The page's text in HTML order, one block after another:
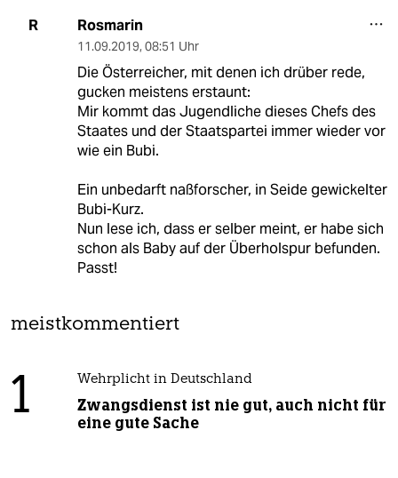
R Rosmarin
11.09.2019, 08:51 Uhr
Die Österreicher, mit denen ich drüber rede,
gucken meistens erstaunt:
Mir kommt das Jugendliche dieses Chefs des
Staates und der Staatspartei immer wieder vor
wie ein Bubi.
Ein unbedarft naßforscher, in Seide gewickelter
Bubi-Kurz.
Nun lese ich, dass er selber meint, er habe sich
schon als Baby auf der Überholspur befunden.
Passt!
meistkommentiert
1 Wehrplicht in Deutschland
Zwangsdienst ist nie gut, auch nicht für
eine gute Sache